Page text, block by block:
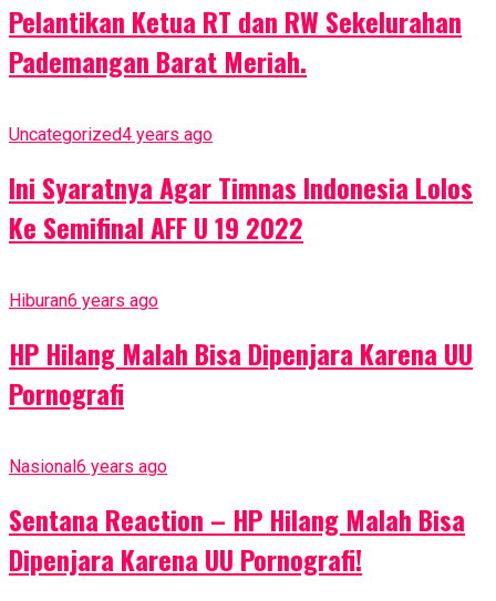
Pelantikan Ketua RT dan RW Sekelurahan
Pademangan Barat Meriah.
Uncategorized4 years ago
Ini Syaratnya Agar Timnas Indonesia Lolos
Ke Semifinal AFF U 19 2022
Hiburan6 years ago
HP Hilang Malah Bisa Dipenjara Karena UU
Pornografi
Nasional6 years ago
Sentana Reaction – HP Hilang Malah Bisa
Dipenjara Karena UU Pornografi!